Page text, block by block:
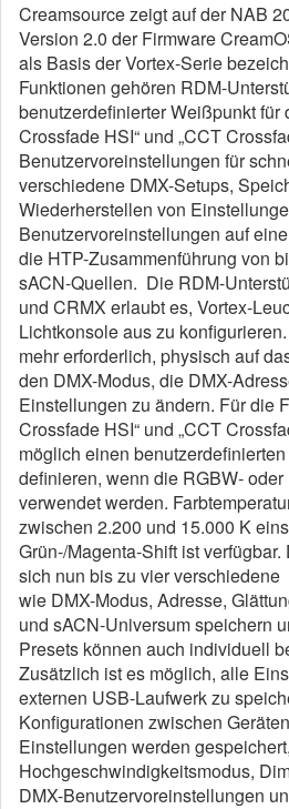
Creamsource zeigt auf der NAB
Version 2.0 der Firmware
als Basis der Vortex-Serie
Funktionen gehören RDM-
benutzerdefinierter Weißpunkt für
Crossfade HSI“ und „CCT
Benutzervoreinstellungen für
verschiedene DMX-Setups,
Wiederherstellen von
Benutzervoreinstellungen auf
die HTP-Zusammenführung von
sACN-Quellen. Die RDM-
und CRMX erlaubt es, Vortex-
Lichtkonsole aus zu
mehr erforderlich, physisch auf
den DMX-Modus, die DMX-
Einstellungen zu ändern. Für die
Crossfade HSI“ und „CCT
möglich einen
definieren, wenn die RGBW-
verwendet werden.
zwischen 2.200 und 15.000 K
Grün-/Magenta-Shift ist
sich nun bis zu vier
wie DMX-Modus, Adresse,
und sACN-Universum speichern
Presets können auch individuell
Zusätzlich ist es möglich, alle
externen USB-Laufwerk zu
Konfigurationen zwischen
Einstellungen werden
Hochgeschwindigkeitsmodus,
DMX-Benutzervoreinstellungen